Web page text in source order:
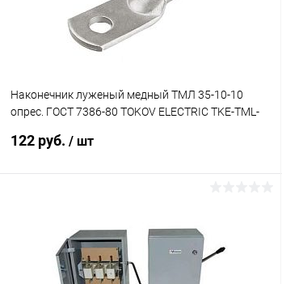
Наконечник луженый медный ТМЛ 35-10-10
опрес. ГОСТ 7386-80 TOKOV ELECTRIC TKE-TML-
122 руб. / шт
Купить в 1 клик Сравнение
В избранное В наличии